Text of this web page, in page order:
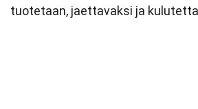
tuotetaan, jaettavaksi ja